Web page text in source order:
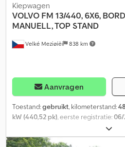
Velké Meziøíèí 838 km
Kiepwagen
VOLVO FM 13/440, 6X6,
MANUELL, TOP STAND
Aanvragen
Toestand:gebruikt, kilometerstand:
kW (440,52 pk), eerste registratie:
,
overbrenging:mechanisch,